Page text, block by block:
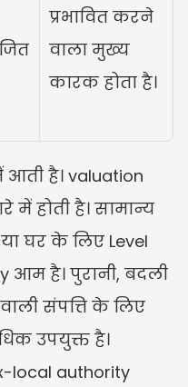
प्रभावित करने
वाला मुख्य
कारक होता है।
आती है। valuation
में होती है। सामान्य
घर के लिए Level
आम है। पुरानी, बदली
संपत्ति के लिए
उपयुक्त है।
local authority